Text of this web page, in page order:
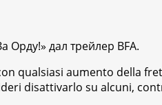
Орду!» дал трейлер BFA.
qualsiasi aumento della
disattivarlo su alcuni,